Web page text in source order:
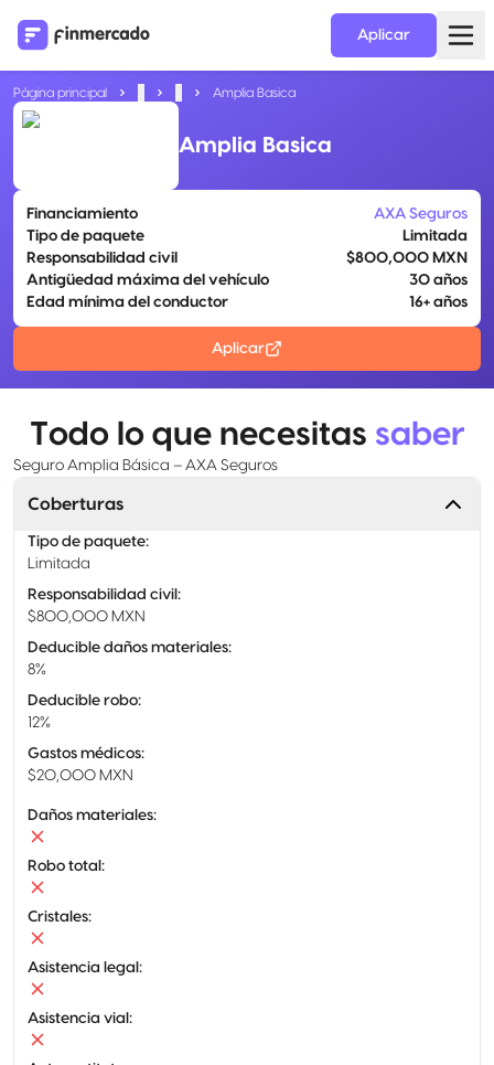
Aplicar
Página principal Amplia Basica
Amplia Basica
Financiamiento
AXA Seguros
Tipo de paquete
Limitada
Responsabilidad civil
$800,000 MXN
Antigüedad máxima del vehículo
30 años
Edad mínima del conductor
16+ años
Aplicar
Todo lo que necesitas saber
Seguro Amplia Básica – AXA Seguros
Coberturas
Tipo de paquete:
Limitada
Responsabilidad civil :
$800,000 MXN
Deducible daños materiales:
8%
Deducible robo:
12%
Gastos médicos:
$20,000 MXN
Daños materiales:
Robo total :
Cristales:
Asistencia legal :
Asistencia vial :